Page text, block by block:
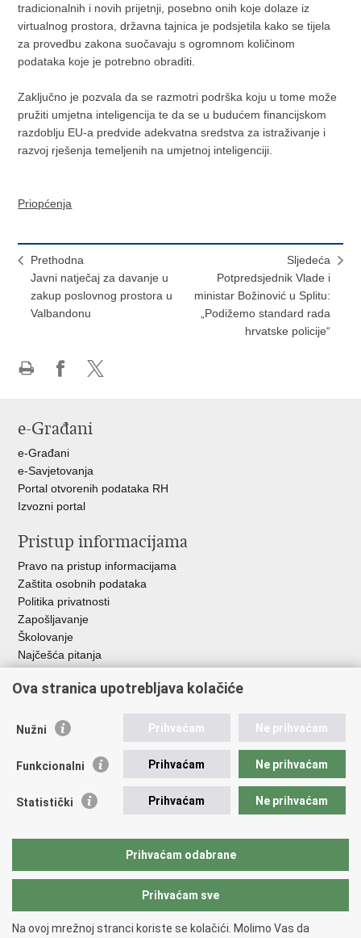
tradicionalnih i novih prijetnji, posebno onih koje dolaze iz
virtualnog prostora, državna tajnica je podsjetila kako se tijela
za provedbu zakona suočavaju s ogromnom količinom
podataka koje je potrebno obraditi.
Zaključno je pozvala da se razmotri podrška koju u tome može
pružiti umjetna inteligencija te da se u budućem financijskom
razdoblju EU-a predvide adekvatna sredstva za istraživanje i
razvoj rješenja temeljenih na umjetnoj inteligenciji.
Priopćenja
Prethodna
Javni natječaj za davanje u
zakup poslovnog prostora u
Valbandonu
Sljedeća
Potpredsjednik Vlade i
ministar Božinović u Splitu:
„Podižemo standard rada
hrvatske policije“
Facebooku
X-
e-Građani
e-Građani
e-Savjetovanja
Portal otvorenih podataka RH
Izvozni portal
Pristup informacijama
Pravo na pristup informacijama
Zaštita osobnih podataka
Politika privatnosti
Zapošljavanje
Školovanje
Najčešća pitanja
Važne poveznice
EMN Nacionalna kontaktna točka za Republiku Hrvatsku
Policijska akademija
Zaklada policijske solidarnosti
Udruge
Ova stranica upotrebljava kolačiće
Nužni Prihvaćam Ne prihvaćam
Funkcionalni Prihvaćam Ne prihvaćam
Statistički Prihvaćam Ne prihvaćam
Prihvaćam odabrane
Prihvaćam sve
Na ovoj mrežnoj stranci koriste se kolačići. Molimo Vas da